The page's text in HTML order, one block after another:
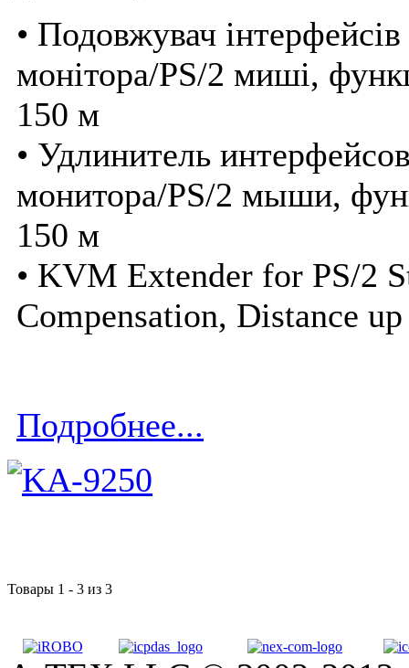
• Подовжувач
монітора/PS/2 миші,
150 м
• Удлинитель
монитора/PS/2 мыши,
150 м
• KVM Extender for PS/2
Compensation, Distance
Подробнее...
Товары 1 - 3 из 3